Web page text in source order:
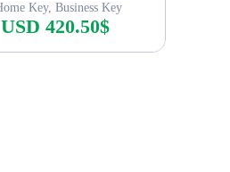
Key, Business Key
USD 420.50$